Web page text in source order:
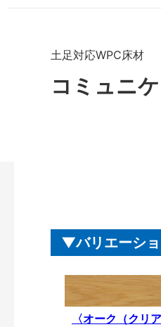
土足対応WPC床材
コミュニ
バリエーシ
〈オーク（クリ